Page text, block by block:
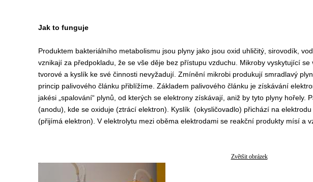
Jak to funguje
Produktem bakteriálního metabolismu jsou plyny jako jsou oxid uhličitý, sirovodík,
vznikají za předpokladu, že se vše děje bez přístupu vzduchu. Mikroby vyskytující
tvorové a kyslík ke své činnosti nevyžadují. Zmínění mikrobi produkují smradlavý
princip palivového článku přiblížíme. Základem palivového článku je získávání
jakési „spalování“ plynů, od kterých se elektrony získávají, aniž by tyto plyny hořely.
(anodu), kde se oxiduje (ztrácí elektron). Kyslík (okysličovadlo) přichází na
(přijímá elektron). V elektrolytu mezi oběma elektrodami se reakční produkty mísí a
Zvětšit obrázek